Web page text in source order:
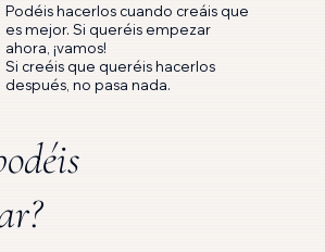
Podéis hacerlos cuando creáis que
es mejor. Si queréis empezar
ahora, ¡vamos!
Si creéis que queréis hacerlos
después, no pasa nada.